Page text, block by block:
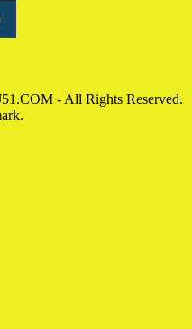
- All Rights Reserved.